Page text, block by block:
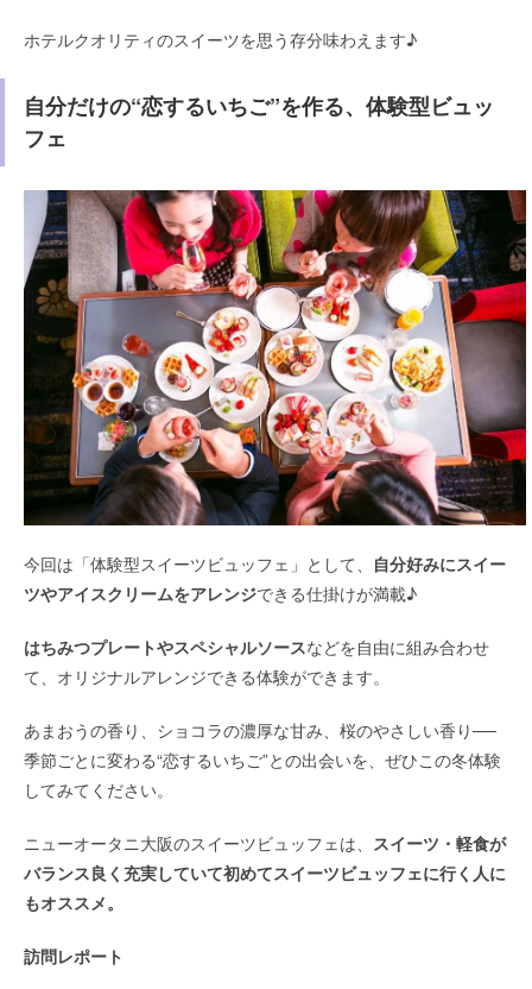
ホテルクオリティのスイーツを思う存分味わえます♪
自分だけの“恋するいちご”を作る、体験型ビュッ
フェ
今回は「体験型スイーツビュッフェ」として、 自分好みにスイー
ツやアイスクリームをアレンジできる仕掛けが満載♪
はちみつプレートやスペシャルソースなどを自由に組み合わせ
て、オリジナルアレンジできる体験ができます。
あまおうの香り、ショコラの濃厚な甘み、桜のやさしい香り──
季節ごとに変わる“恋するいちご”との出会いを、ぜひこの冬体験
してみてください。
ニューオータニ大阪のスイーツビュッフェは、 スイーツ・軽食が
バランス良く充実していて初めてスイーツビュッフェに行く人に
もオススメ。
訪問レポート